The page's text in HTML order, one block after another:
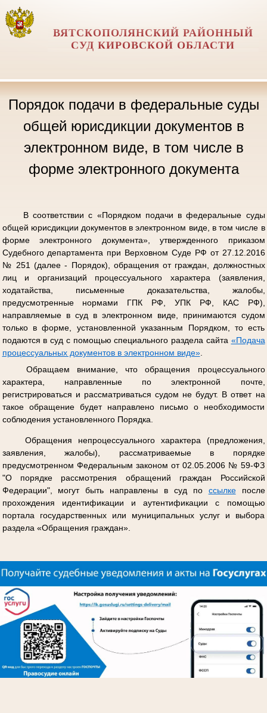
ВЯТСКОПОЛЯНСКИЙ РАЙОННЫЙ
СУД КИРОВСКОЙ ОБЛАСТИ
Порядок подачи в федеральные суды
общей юрисдикции документов в
электронном виде, в том числе в
форме электронного документа
В соответствии с «Порядком подачи в федеральные суды
общей юрисдикции документов в электронном виде, в том числе в
форме электронного документа», утвержденного приказом
Судебного департамента при Верховном Суде РФ от 27.12.2016
№ 251 (далее - Порядок), обращения от граждан, должностных
лиц и организаций процессуального характера (заявления,
ходатайства, письменные доказательства, жалобы,
предусмотренные нормами ГПК РФ, УПК РФ, КАС РФ),
направляемые в суд в электронном виде, принимаются судом
только в форме, установленной указанным Порядком, то есть
подаются в суд с помощью специального раздела сайта «Подача
процессуальных документов в электронном виде».
Обращаем внимание, что обращения процессуального
характера, направленные по электронной почте,
регистрироваться и рассматриваться судом не будут. В ответ на
такое обращение будет направлено письмо о необходимости
соблюдения установленного Порядка.
Обращения непроцессуального характера (предложения,
заявления, жалобы), рассматриваемые в порядке
предусмотренном Федеральным законом от 02.05.2006 № 59-ФЗ
"О порядке рассмотрения обращений граждан Российской
Федерации", могут быть направлены в суд по ссылкепосле
прохождения идентификации и аутентификации с помощью
портала государственных или муниципальных услуг и выбора
раздела «Обращения граждан».